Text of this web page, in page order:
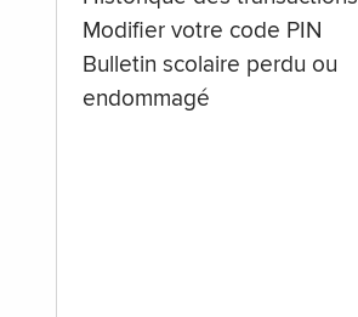
Modifier votre code PIN
Bulletin scolaire perdu ou
endommagé